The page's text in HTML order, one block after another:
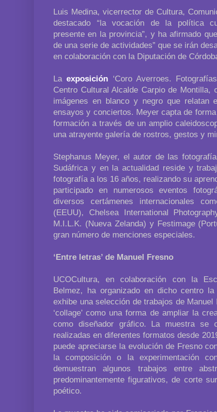
Luis Medina, vicerrector de Cultura,
destacado “la vocación de la política
presente en la provincia”, y ha afirmado
de una serie de actividades” que se irán
en colaboración con la Diputación de
Laexposición ‘Coro Averroes.
Centro Cultural Alcalde Carpio de Montilla,
imágenes en blanco y negro que
ensayos y conciertos. Meyer capta de
formación a través de un amplio
una atrayente galería de rostros, gestos y
Stephanus Meyer, el autor de las
Sudáfrica y en la actualidad reside y
fotografía a los 16 años, realizando su
participado en numerosos eventos
diversos certámenes internacionales
(EEUU), Chelsea International
M.I.L.K. (Nueva Zelanda) y Festimage
gran número de menciones especiales.
‘Entre letras’ de Manuel Fresno
UCOCultura, en colaboración con la
Belmez, ha organizado en dicho centro la
exhibe una selección de trabajos de
‘collage’ como una forma de ampliar la
como diseñador gráfico. La muestra se
realizadas en diferentes formatos desde
puede apreciarse la evolución de Fresno
la composición o la experimentación
demuestran algunos trabajos entre
predominantemente figurativos, de corte
poético.